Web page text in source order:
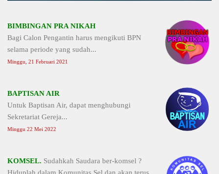
BIMBINGAN PRA NIKAH
Bagi Calon Pengantin harus mengikuti BPN
selama periode yang sudah...
Minggu, 21 Februari 2021
BAPTISAN AIR
Untuk Baptisan Air, dapat menghubungi
Sekretariat Gereja...
Minggu 22 Mei 2022
KOMSEL. Sudahkah Saudara ber-komsel ?